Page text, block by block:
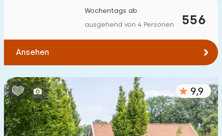
556
Wochentags ab
ausgehend von 4 Personen
Ansehen
9,9